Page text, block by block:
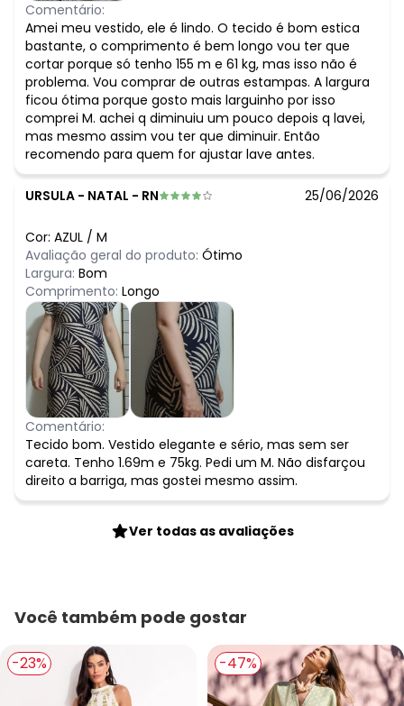
Comentário:
Amei meu vestido, ele é lindo. O tecido é bom estica
bastante, o comprimento é bem longo vou ter que
cortar porque só tenho 155 m e 61 kg, mas isso não é
problema. Vou comprar de outras estampas. A largura
ficou ótima porque gosto mais larguinho por isso
comprei M. achei q diminuiu um pouco depois q lavei,
mas mesmo assim vou ter que diminuir. Então
recomendo para quem for ajustar lave antes.
URSULA - NATAL - RN 25/06/2026
Cor: AZUL / M
Avaliação geral do produto: Ótimo
Largura: Bom
Comprimento: Longo
Comentário:
Tecido bom. Vestido elegante e sério, mas sem ser
careta. Tenho 1.69m e 75kg. Pedi um M. Não disfarçou
direito a barriga, mas gostei mesmo assim.
Ver todas as avaliações
Você também pode gostar
-23% -47%